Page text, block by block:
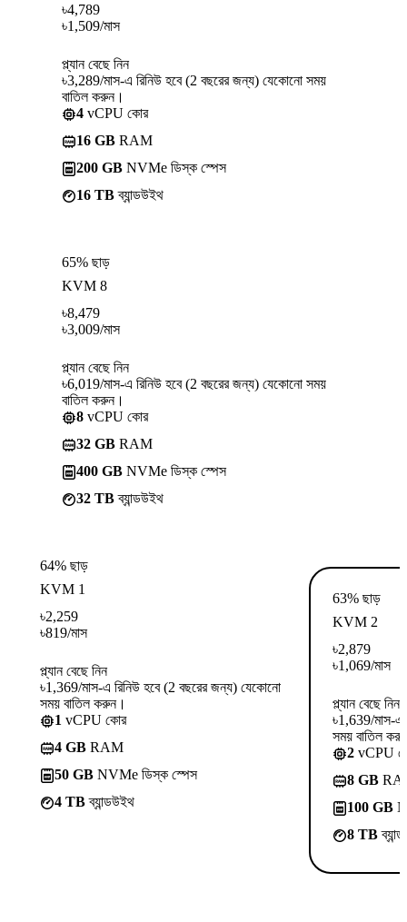
৳4,789
৳1,509/মাস
প্ল্যান বেছে নিন
৳3,289/মাস-এ রিনিউ হবে (2 বছরের জন্য) যেকোনো সময়
বাতিল করুন।
4 vCPU কোর
16 GB RAM
200 GB NVMe ডিস্ক স্পেস
16 TBব্যান্ডউইথ
65% ছাড়
KVM 8
৳8,479
৳3,009/মাস
প্ল্যান বেছে নিন
৳6,019/মাস-এ রিনিউ হবে (2 বছরের জন্য) যেকোনো সময়
বাতিল করুন।
8 vCPU কোর
32 GB RAM
400 GB NVMe ডিস্ক স্পেস
32 TBব্যান্ডউইথ
64% ছাড়
KVM 1
৳2,259
৳819/মাস
প্ল্যান বেছে নিন
৳1,369/মাস-এ রিনিউ হবে (2 বছরের জন্য) যেকোনো
সময় বাতিল করুন।
1 vCPU কোর
4 GB RAM
50 GB NVMe ডিস্ক স্পেস
4 TBব্যান্ডউইথ
63% ছাড়
KVM 2
৳2,879
৳1,069/মাস
প্ল্যান বেছে নিন
৳1,639/মাস-এ
সময় বাতিল
2 vCPU
8 GB
100 GB
8 TB